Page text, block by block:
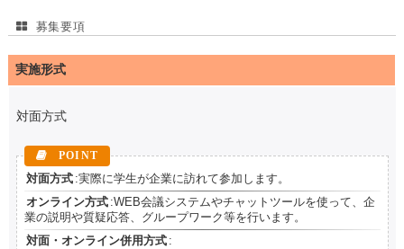
募集要項
実施形式
対面方式
対面方式 :実際に学生が企業に訪れて参加します。
オンライン方式 :WEB会議システムやチャットツールを使って、企
業の説明や質疑応答、グループワーク等を行います。
対面・オンライン併用方式 :